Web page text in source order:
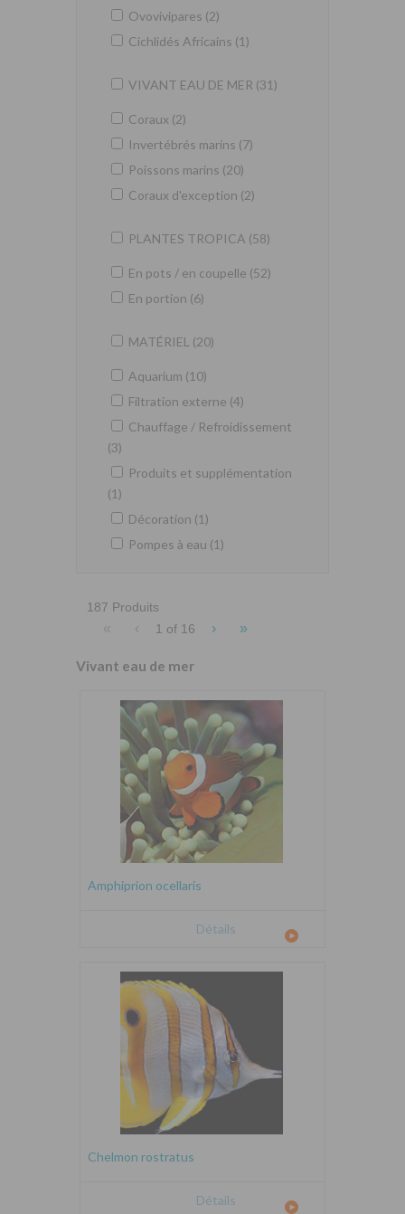
Ovovivipares (2)
Cichlidés Africains (1)
VIVANT EAU DE MER (31)
Coraux (2)
Invertébrés marins (7)
Poissons marins (20)
Coraux d'exception (2)
PLANTES TROPICA (58)
En pots / en coupelle (52)
En portion (6)
MATÉRIEL (20)
Aquarium (10)
Filtration externe (4)
Chauffage / Refroidissement
(3)
Produits et supplémentation
(1)
Décoration (1)
Pompes à eau (1)
187 Produits
« ‹ 1 of 16 › »
Vivant eau de mer
Amphiprion ocellaris
Détails
Chelmon rostratus
Détails